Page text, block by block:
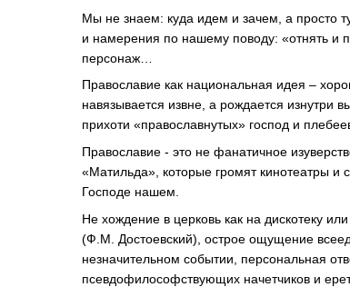
Мы не знаем: куда идем и зачем, а просто
и намерения по нашему поводу: «отнять и
персонаж…
Православие как национальная идея –
навязывается извне, а рождается изнутри
прихоти «православнутых» господ и
Православие - это не фанатичное
«Матильда», которые громят кинотеатры и
Господе нашем.
Не хождение в церковь как на дискотеку
(Ф.М. Достоевский), острое ощущение
незначительном событии, персональная
псевдофилософствующих начетчиков и